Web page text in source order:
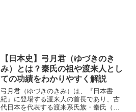
【日本史】弓月君（ゆづきのき
み）とは？秦氏の祖や渡来人とし
ての功績をわかりやすく解説
弓月君（ゆづきのきみ）は、『日本書
紀』に登場する渡来人の首長であり、古
代日本を代表する渡来系氏族・秦氏（は